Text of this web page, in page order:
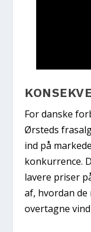
For danske
Ørsteds
ind på
konkurrence.
lavere priser
af, hvordan
overtagne